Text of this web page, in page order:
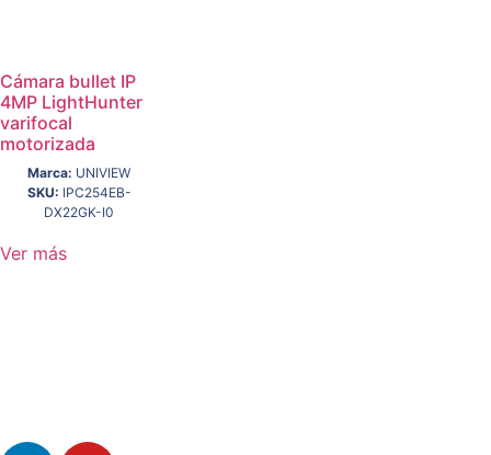
Cámara bullet IP
4MP LightHunter
varifocal
motorizada
Marca: UNIVIEW
SKU: IPC254EB-
DX22GK-I0
Ver más